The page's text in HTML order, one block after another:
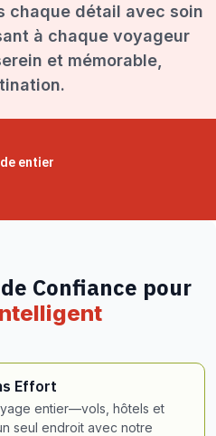
chaque détail avec soin
à chaque voyageur
et mémorable,
entier
Confiance pour
Effort
entier—vols, hôtels et
seul endroit avec notre